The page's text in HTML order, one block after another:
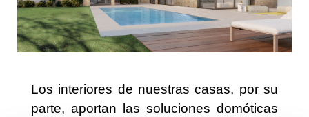
Los interiores de nuestras casas, por su
parte, aportan las soluciones domóticas